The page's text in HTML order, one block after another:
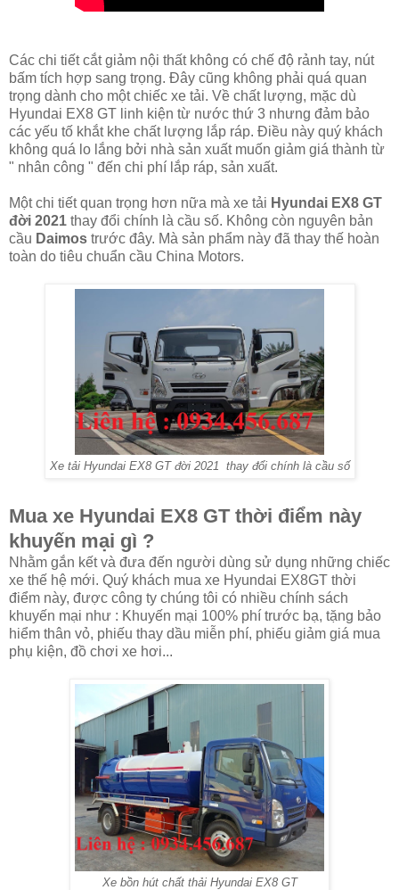
Các chi tiết cắt giảm nội thất không có chế độ rảnh tay, nút
bấm tích hợp sang trọng. Đây cũng không phải quá quan
trọng dành cho một chiếc xe tải. Về chất lượng, mặc dù
Hyundai EX8 GT linh kiện từ nước thứ 3 nhưng đảm bảo
các yếu tố khắt khe chất lượng lắp ráp. Điều này quý khách
không quá lo lắng bởi nhà sản xuất muốn giảm giá thành từ
" nhân công " đến chi phí lắp ráp, sản xuất.
Một chi tiết quan trọng hơn nữa mà xe tải Hyundai EX8 GT
đời 2021 thay đổi chính là cầu số. Không còn nguyên bản
cầu Daimos trước đây. Mà sản phẩm này đã thay thế hoàn
toàn do tiêu chuẩn cầu China Motors.
Xe tải Hyundai EX8 GT đời 2021 thay đổi chính là cầu số
Mua xe Hyundai EX8 GT thời điểm này
khuyến mại gì ?
Nhằm gắn kết và đưa đến người dùng sử dụng những chiếc
xe thế hệ mới. Quý khách mua xe Hyundai EX8GT thời
điểm này, được công ty chúng tôi có nhiều chính sách
khuyến mại như : Khuyến mại 100% phí trước bạ, tặng bảo
hiểm thân vỏ, phiếu thay dầu miễn phí, phiếu giảm giá mua
phụ kiện, đồ chơi xe hơi...
Xe bồn hút chất thải Hyundai EX8 GT